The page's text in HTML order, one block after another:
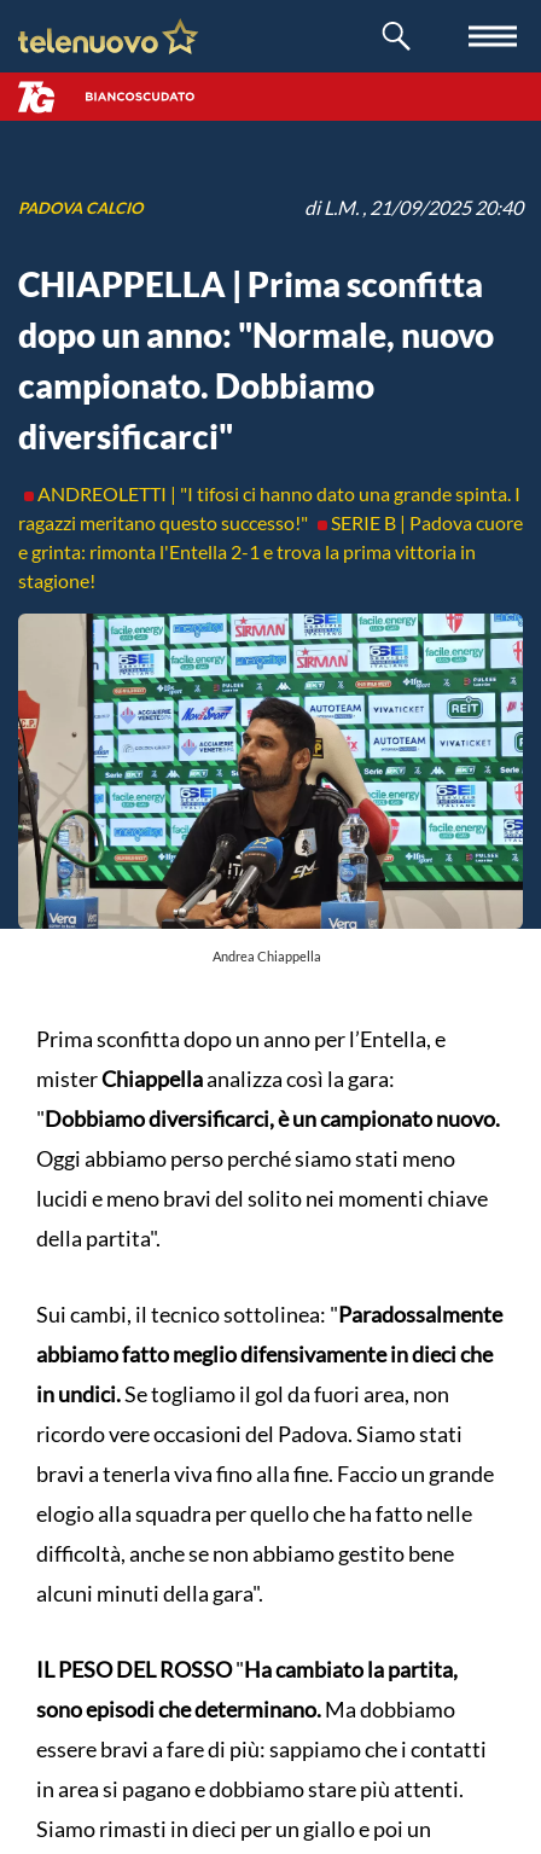
PADOVA CALCIO diL.M. , 21/09/2025 20:40
CHIAPPELLA | Prima sconfitta
dopo un anno: "Normale, nuovo
campionato. Dobbiamo
diversificarci"
ANDREOLETTI | "I tifosi ci hanno dato una grande spinta. I
ragazzi meritano questo successo!"
SERIE B | Padova cuore
e grinta: rimonta l'Entella 2-1 e trova la prima vittoria in
stagione!
Andrea Chiappella
Prima sconfitta dopo un anno per l’Entella, e
misterChiappellaanalizza così la gara:
"Dobbiamo diversificarci, è un campionato nuovo.
Oggi abbiamo perso perché siamo stati meno
lucidi e meno bravi del solito nei momenti chiave
della partita".
Sui cambi, il tecnico sottolinea: "Paradossalmente
abbiamo fatto meglio difensivamente in dieci che
in undici.Se togliamo il gol da fuori area, non
ricordo vere occasioni del Padova. Siamo stati
bravi a tenerla viva fino alla fine. Faccio un grande
elogio alla squadra per quello che ha fatto nelle
difficoltà, anche se non abbiamo gestito bene
alcuni minuti della gara".
IL PESO DEL ROSSO"Ha cambiato la partita,
sono episodi che determinano.Ma dobbiamo
essere bravi a fare di più: sappiamo che i contatti
in area si pagano e dobbiamo stare più attenti.
Siamo rimasti in dieci per un giallo e poi un